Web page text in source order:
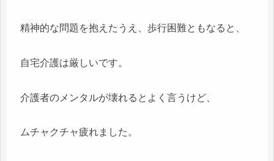
精神的な問題を抱えたうえ、歩行困難ともなると、
自宅介護は厳しいです。
介護者のメンタルが壊れるとよく言うけど、
ムチャクチャ疲れました。